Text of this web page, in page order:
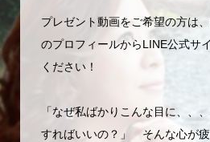
プレゼント動画をご希望の方は
のプロフィールからLINE公式サ
ください！
「なぜ私ばかりこんな目に、、
すればいいの？」 そんな心が疲